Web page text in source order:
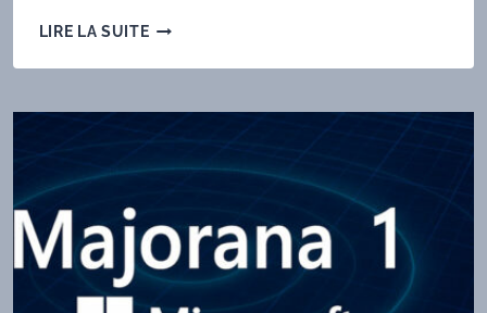
LIRE LA SUITEGUIDE
L'UTILISATEUR